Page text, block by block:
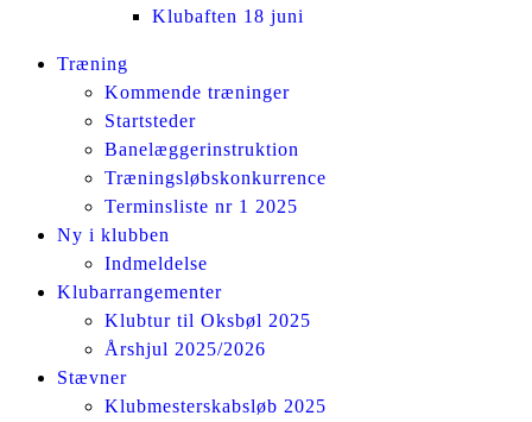
Klubaften 18 juni
Facebook
InstagramTræning
Kommende træninger
Startsteder
Banelæggerinstruktion
Træningsløbskonkurrence
Terminsliste nr 1 2025
Ny i klubben
Indmeldelse
Klubarrangementer
Klubtur til Oksbøl 2025
Årshjul 2025/2026
Stævner
Klubmesterskabsløb 2025